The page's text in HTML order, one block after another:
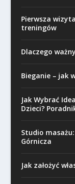
Pierwsza
treningów
Dlaczego
Bieganie – jak
Jak Wybrać
Dzieci?
Studio
Górnicza
Jak założyć